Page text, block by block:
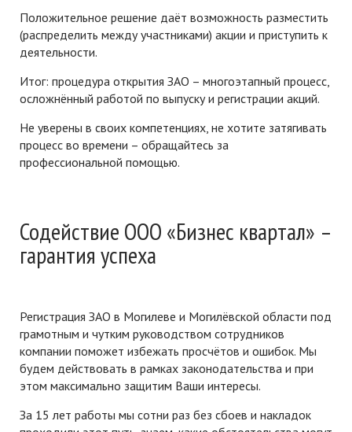
Положительное решение даёт возможность разместить
(распределить между участниками) акции и приступить к
деятельности.
Итог: процедура открытия ЗАО – многоэтапный процесс,
осложнённый работой по выпуску и регистрации акций.
Не уверены в своих компетенциях, не хотите затягивать
процесс во времени – обращайтесь за
профессиональной помощью.
Содействие ООО «Бизнес квартал» –
гарантия успеха
Регистрация ЗАО в Могилеве и Могилёвской области под
грамотным и чутким руководством сотрудников
компании поможет избежать просчётов и ошибок. Мы
будем действовать в рамках законодательства и при
этом максимально защитим Ваши интересы.
За 15 лет работы мы сотни раз без сбоев и накладок